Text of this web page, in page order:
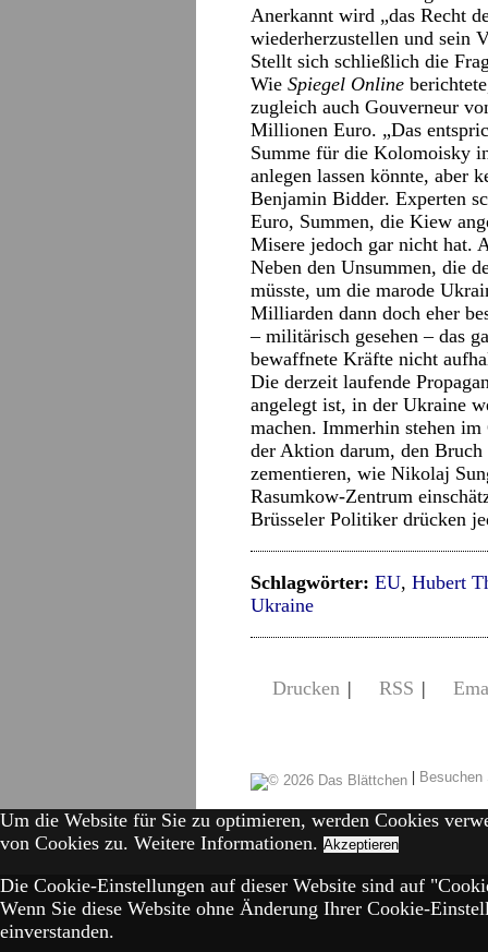
Anerkannt wird „das Recht
wiederherzustellen und sein
Stellt sich schließlich die
Wie Spiegel Online
zugleich auch Gouverneur
Millionen Euro. „Das
Summe für die Kolomoisky
anlegen lassen könnte, aber
Benjamin Bidder. Experten
Euro, Summen, die Kiew
Misere jedoch gar nicht hat.
Neben den Unsummen, die
müsste, um die marode
Milliarden dann doch eher
– militärisch gesehen – das
bewaffnete Kräfte nicht
Die derzeit laufende
angelegt ist, in der Ukraine
machen. Immerhin stehen
der Aktion darum, den
zementieren, wie Nikolaj
Rasumkow-Zentrum
Brüsseler Politiker drücken
Schlagwörter: EU, Hubert
Ukraine
Drucken | RSS |
|
Um die Website für Sie zu optimieren, werden Cookies
von Cookies zu. Weitere Informationen. Akzeptieren
Die Cookie-Einstellungen auf dieser Website sind auf
Wenn Sie diese Website ohne Änderung Ihrer Cookie-
einverstanden.